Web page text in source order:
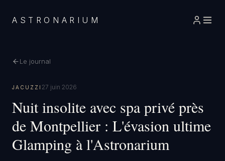
ASTRONARIUM
Le journal
JACUZZI 27 juin 2026
Nuit insolite avec spa privé près
de Montpellier : L'évasion ultime
Glamping à l'Astronarium